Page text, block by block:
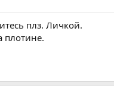
плз. Личкой.
плотине.